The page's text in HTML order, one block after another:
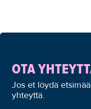
OTA
Jos et löydä
yhteyttä.